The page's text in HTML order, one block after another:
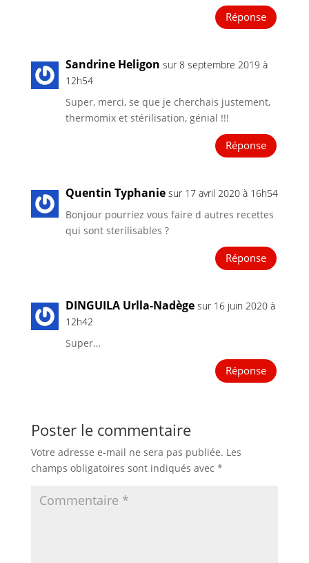
Réponse
Sandrine Heligon sur 8 septembre 2019 à
12h54
Super, merci, se que je cherchais justement,
thermomix et stérilisation, génial !!!
Réponse
Quentin Typhanie sur 17 avril 2020 à 16h54
Bonjour pourriez vous faire d autres recettes
qui sont sterilisables ?
Réponse
DINGUILA Urlla-Nadège sur 16 juin 2020 à
12h42
Super…
Réponse
Poster le commentaire
Votre adresse e-mail ne sera pas publiée. Les
champs obligatoires sont indiqués avec *